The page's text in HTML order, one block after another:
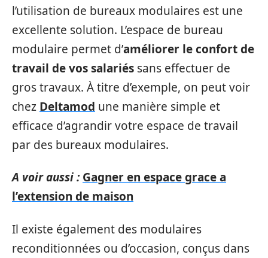
l’utilisation de bureaux modulaires est une
excellente solution. L’espace de bureau
modulaire permet d’améliorer le confort de
travail de vos salariés sans effectuer de
gros travaux. À titre d’exemple, on peut voir
chez Deltamod une manière simple et
efficace d’agrandir votre espace de travail
par des bureaux modulaires.
A voir aussi : Gagner en espace grace a
l’extension de maison
Il existe également des modulaires
reconditionnées ou d’occasion, conçus dans